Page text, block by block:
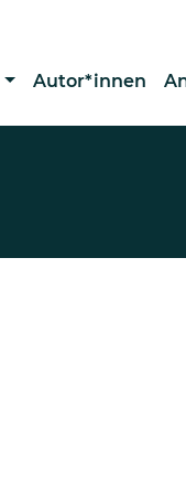
Autor*innen